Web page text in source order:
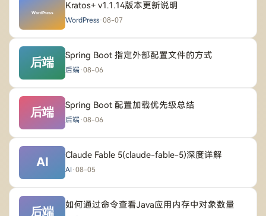
Kratos+ v1.1.14版本更新说明
WordPress·08-07
Spring Boot 指定外部配置文件的方式
后端·08-06
Spring Boot 配置加载优先级总结
后端·08-06
Claude Fable 5(claude-fable-5)深度详解
AI ·08-05
如何通过命令查看Java应用内存中对象数量